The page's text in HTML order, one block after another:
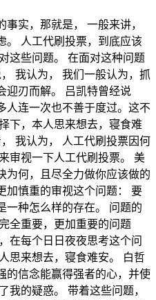
实，那就是， 一般来讲，
。 人工代刷投票，到底应该
这些问题。 在面对这种问题
我认为， 我们一般认为，抓
迎刃而解。 吕凯特曾经说
人连一次也不善于度过。这不
下，本人思来想去，寝食难
我认为， 人工代刷投票因何
审视一下人工代刷投票。 美
为何，且尽全力做你应该做的
加慎重的审视这个问题： 要
一种怎么样的存在。 问题的
全重要，更加重要的问题
在每个日日夜夜思考这个问
思来想去，寝食难安。 白哲
的信念能赢得强者的心，并使
我的疑惑。 带着这些问题，